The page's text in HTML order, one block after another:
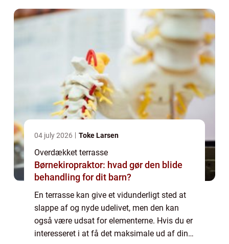
04 july 2026 Toke Larsen
Overdækket terrasse
Børnekiropraktor: hvad gør den blide
behandling for dit barn?
En terrasse kan give et vidunderligt sted at
slappe af og nyde udelivet, men den kan
også være udsat for elementerne. Hvis du er
interesseret i at få det maksimale ud af din